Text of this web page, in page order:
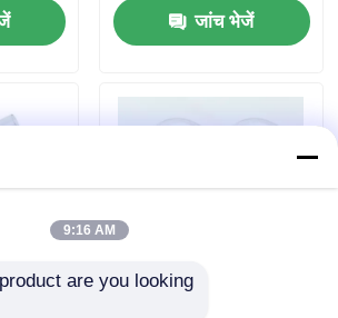
जांच भेजें
9:16 AM
are you looking